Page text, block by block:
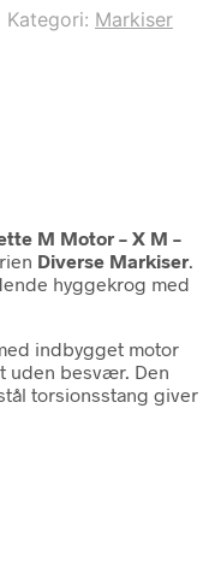
Kategori: Markiser
M Motor – X M –
Diverse Markiser.
hyggekrog med
indbygget motor
uden besvær. Den
torsionsstang giver